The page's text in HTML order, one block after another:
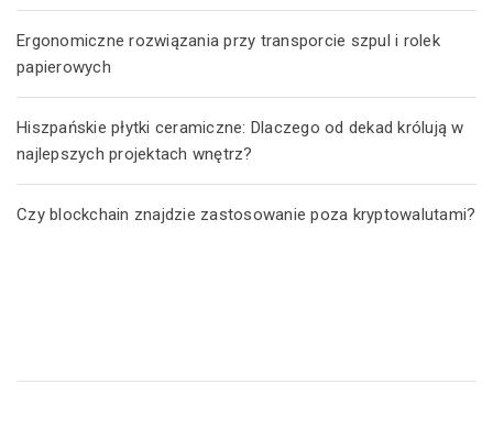
Ergonomiczne rozwiązania przy transporcie szpul i rolek
papierowych
Hiszpańskie płytki ceramiczne: Dlaczego od dekad królują w
najlepszych projektach wnętrz?
Czy blockchain znajdzie zastosowanie poza kryptowalutami?